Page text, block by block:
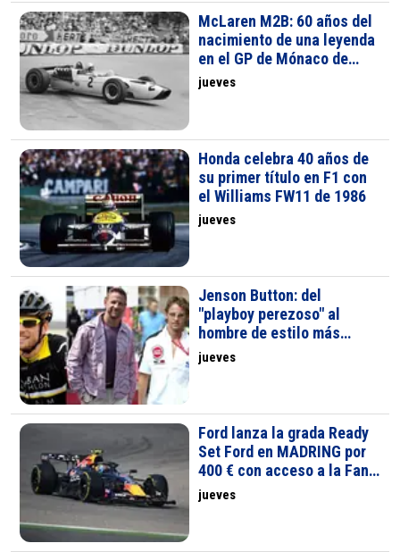
McLaren M2B: 60 años del
nacimiento de una leyenda
en el GP de Mónaco de
1966
jueves
Honda celebra 40 años de
su primer título en F1 con
el Williams FW11 de 1986
jueves
Jenson Button: del
"playboy perezoso" al
hombre de estilo más
elegante de la F1
jueves
Ford lanza la grada Ready
Set Ford en MADRING por
400 € con acceso a la Fan
Zone
jueves